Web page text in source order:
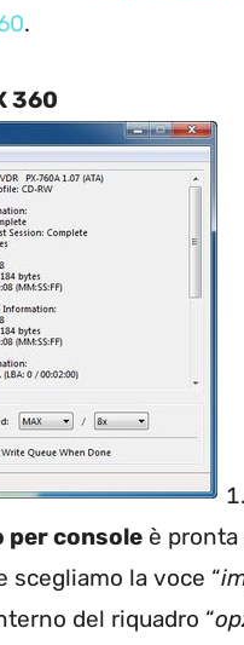
.
360
per console è
scegliamo la voce “
del riquadro “